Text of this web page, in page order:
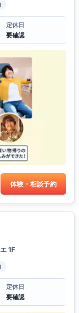
定休日
要確認
体験・相談予約
1F
定休日
要確認